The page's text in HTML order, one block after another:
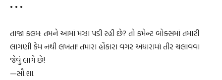
• • •
તાજા કલમ: તમને આમાં મઝા પડી રહી છે? તો કમેન્ટ બોક્સમાં તમારી
લાગણી કેમ નથી લખતા! તમારા હોંકારા વગર અંધારામાં તીર ચલાવવા
જેવું લાગે છે!
—સૌ.શા.